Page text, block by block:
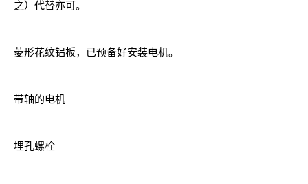
之）代替亦可。
菱形花纹铝板，已预备好安装电机。
带轴的电机
埋孔螺栓